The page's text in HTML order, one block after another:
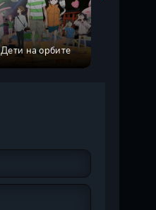
Дети на орбите